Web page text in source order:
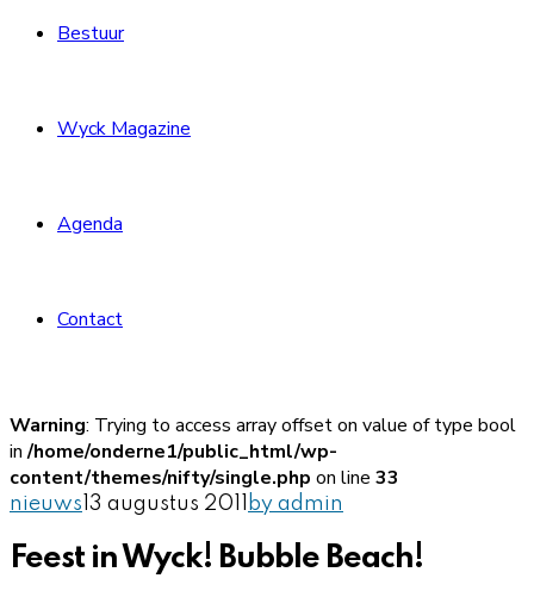
Bestuur
Wyck Magazine
Agenda
Contact
Warning: Trying to access array offset on value of type bool
in/home/onderne1/public_html/wp-
content/themes/nifty/single.php on line 33
nieuws 13 augustus 2011 by admin
Feest in Wyck! Bubble Beach!